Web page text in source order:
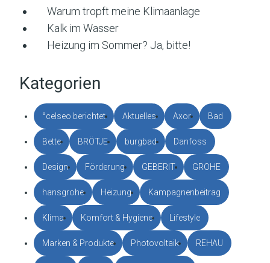
Warum tropft meine Klimaanlage
Kalk im Wasser
Heizung im Sommer? Ja, bitte!
Kategorien
°celseo berichtet Aktuelles Axor Bad
Bette BRÖTJE burgbad Danfoss
Design Förderung GEBERIT GROHE
hansgrohe Heizung Kampagnenbeitrag
Klima Komfort & Hygiene Lifestyle
Marken & Produkte Photovoltaik REHAU